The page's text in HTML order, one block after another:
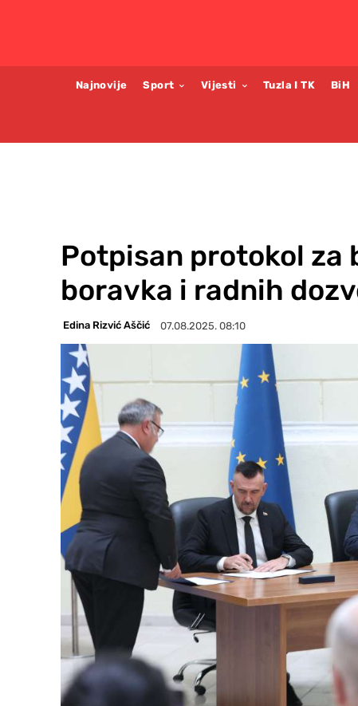
Najnovije Sport Vijesti Tuzla I TK BiH
Potpisan protokol za
boravka i radnih
Edina Rizvić Aščić 07.08.2025. 08:10